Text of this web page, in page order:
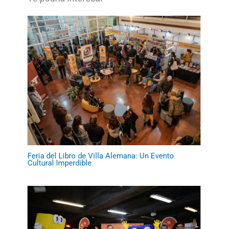
Feria del Libro de Villa Alemana: Un Evento
Cultural Imperdible